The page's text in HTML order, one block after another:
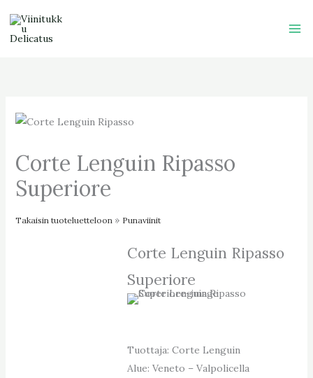
content
Corte Lenguin Ripasso
Superiore
Takaisin tuoteluetteloon Punaviinit
Corte Lenguin Ripasso
Superiore
Tuottaja: Corte Lenguin
Alue: Veneto – Valpolicella